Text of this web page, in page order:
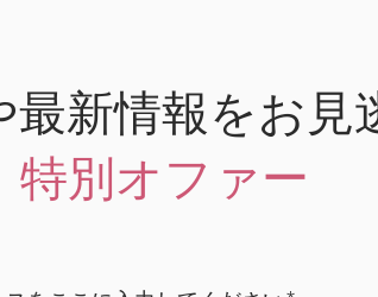
新情報をお見
特別オファー